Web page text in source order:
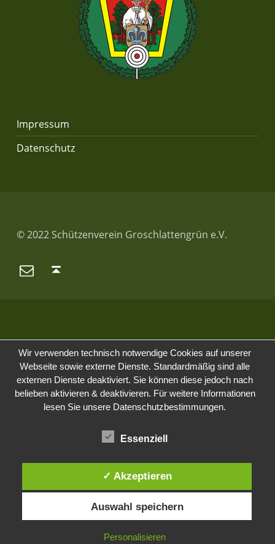
Impressum
Datenschutz
© 2022 Schützenverein Groschlattengrün e.V.
Wir verwenden technisch notwendige Cookies auf unserer
Webseite sowie externe Dienste. Standardmäßig sind alle
externen Dienste deaktiviert. Sie können diese jedoch nach
belieben aktivieren & deaktivieren. Für weitere Informationen
lesen Sie unsere Datenschutzbestimmungen.
Essenziell
✓ Akzeptieren
Auswahl speichern
Personalisieren